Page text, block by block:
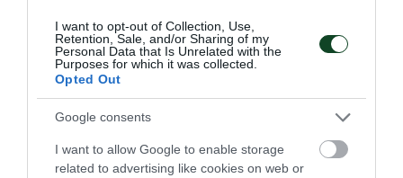
I want to opt-out of Collection, Use,
Retention, Sale, and/or Sharing of my
Personal Data that Is Unrelated with the
Purposes for which it was collected.
Opted Out
Google consents
I want to allow Google to enable storage
related to advertising like cookies on web or
06.08.2026 ΠΟΔΟΣΦΑΙΡΟ ΓΥΝΑΙΚΩΝ